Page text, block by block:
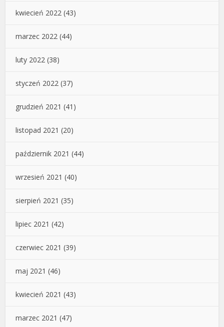
kwiecień 2022 (43)
marzec 2022 (44)
luty 2022 (38)
styczeń 2022 (37)
grudzień 2021 (41)
listopad 2021 (20)
październik 2021 (44)
wrzesień 2021 (40)
sierpień 2021 (35)
lipiec 2021 (42)
czerwiec 2021 (39)
maj 2021 (46)
kwiecień 2021 (43)
marzec 2021 (47)